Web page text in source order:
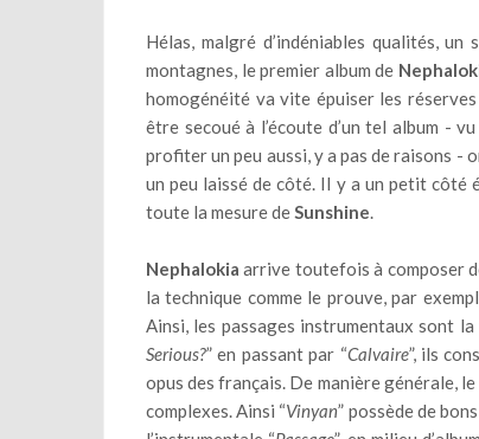
Hélas, malgré d’indéniables qualités,
montagnes, le premier album de
homogénéité va vite épuiser les
être secoué à l’écoute d’un tel album -
profiter un peu aussi, y a pas de raisons -
un peu laissé de côté. Il y a un petit côté
toute la mesure deSunshine.
Nephalokia arrive toutefois à composer
la technique comme le prouve, par
Ainsi, les passages instrumentaux sont
Serious?” en passant par “Calvaire”, ils
opus des français. De manière générale,
complexes. Ainsi “Vinyan” possède de